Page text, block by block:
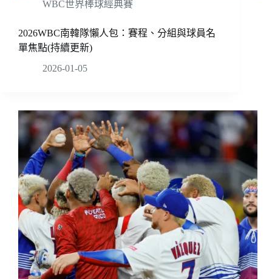
WBC世界棒球經典賽
2026WBC南韓隊懶人包：賽程、分組與球員名
單焦點(持續更新)
2026-01-05